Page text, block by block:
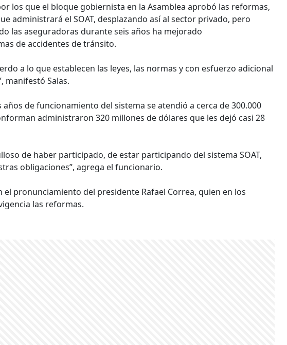
los que el bloque gobiernista en la Asamblea aprobó las reformas,
administrará el SOAT, desplazando así al sector privado, pero
las aseguradoras durante seis años ha mejorado
de accidentes de tránsito.
a lo que establecen las leyes, las normas y con esfuerzo adicional
manifestó Salas.
de funcionamiento del sistema se atendió a cerca de 300.000
administraron 320 millones de dólares que les dejó casi 28
de haber participado, de estar participando del sistema SOAT,
obligaciones”, agrega el funcionario.
pronunciamiento del presidente Rafael Correa, quien en los
las reformas.